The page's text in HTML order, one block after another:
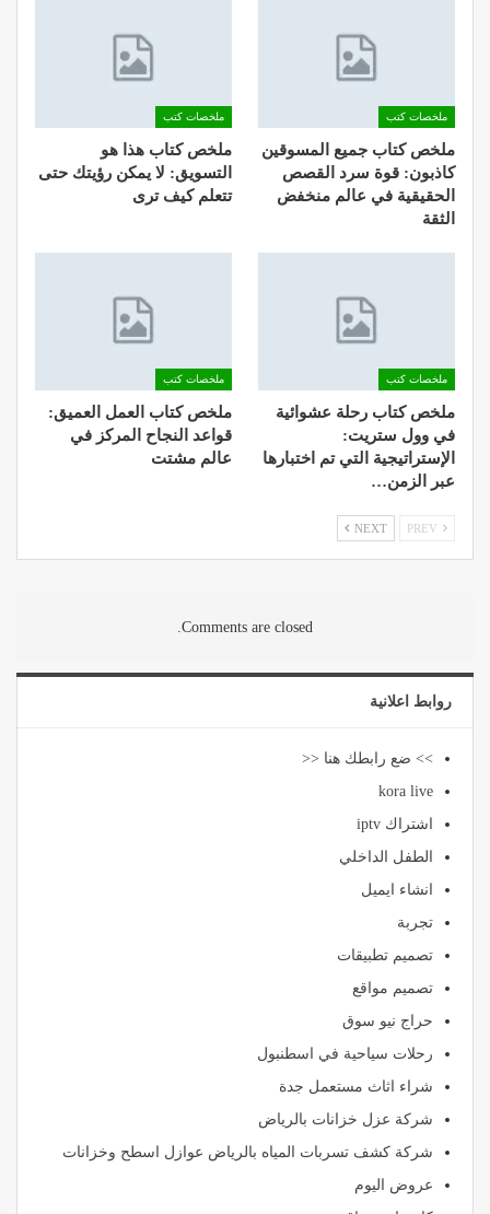
ملخصات كتب
ملخص كتاب جميع المسوقين
كاذبون: قوة سرد القصص
الحقيقية في عالم منخفض
الثقة
ملخصات كتب
ملخص كتاب هذا هو
التسويق: لا يمكن رؤيتك حتى
تتعلم كيف ترى
ملخصات كتب
ملخص كتاب رحلة عشوائية
في وول ستريت:
الإستراتيجية التي تم اختبارها
عبر الزمن…
ملخصات كتب
ملخص كتاب العمل العميق:
قواعد النجاح المركز في
عالم مشتت
NEXT
Comments are closed.
روابط اعلانية
>> ضع رابطك هنا <<
kora live
اشتراك iptv
الطفل الداخلي
انشاء ايميل
تجربة
تصميم تطبيقات
تصميم مواقع
حراج نيو سوق
رحلات سياحية في اسطنبول
شراء اثاث مستعمل جدة
شركة عزل خزانات بالرياض
شركة كشف تسربات المياه بالرياض عوازل اسطح وخزانات
عروض اليوم